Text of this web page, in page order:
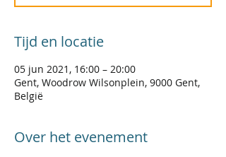
Tijd en locatie
05 jun 2021, 16:00 – 20:00
Gent, Woodrow Wilsonplein, 9000 Gent,
België
Over het evenement